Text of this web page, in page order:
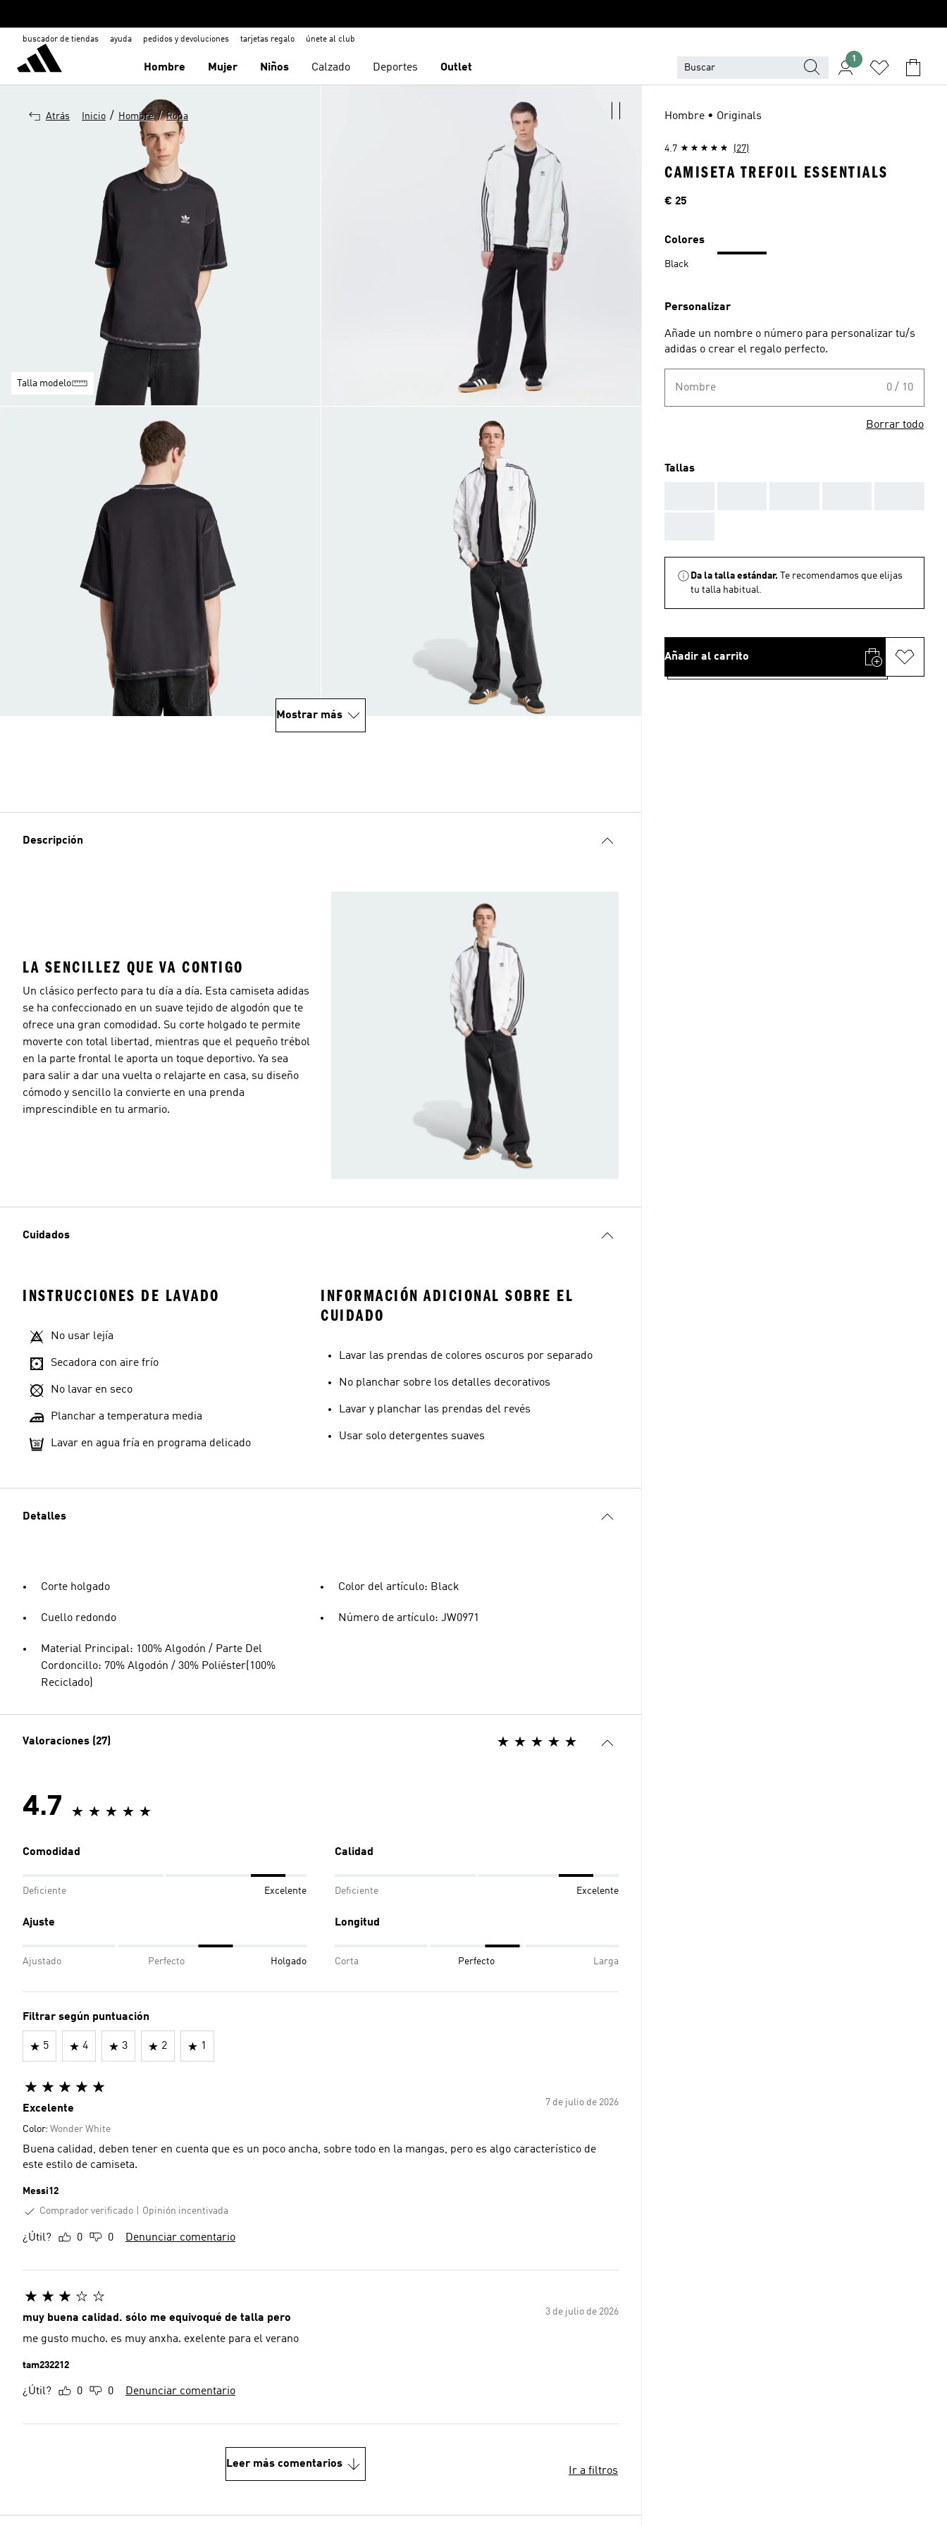
buscador de tiendas ayuda pedidos y devoluciones tarjetas regalo únete al club
Hombre Mujer Niños Calzado Deportes Outlet
1
Atrás Inicio / Hombre / Ropa
Talla modelo
Mostrar más
Descripción
LA SENCILLEZ QUE VA CONTIGO
Un clásico perfecto para tu día a día. Esta camiseta adidas
se ha confeccionado en un suave tejido de algodón que te
ofrece una gran comodidad. Su corte holgado te permite
moverte con total libertad, mientras que el pequeño trébol
en la parte frontal le aporta un toque deportivo. Ya sea
para salir a dar una vuelta o relajarte en casa, su diseño
cómodo y sencillo la convierte en una prenda
imprescindible en tu armario.
Cuidados
INSTRUCCIONES DE LAVADO
No usar lejía
Secadora con aire frío
No lavar en seco
Planchar a temperatura media
Lavar en agua fría en programa delicado
INFORMACIÓN ADICIONAL SOBRE EL
CUIDADO
Lavar las prendas de colores oscuros por separado
No planchar sobre los detalles decorativos
Lavar y planchar las prendas del revés
Usar solo detergentes suaves
Detalles
Corte holgado
Cuello redondo
Material Principal: 100% Algodón / Parte Del
Cordoncillo: 70% Algodón / 30% Poliéster(100%
Reciclado)
Color del artículo: Black
Número de artículo: JW0971
Valoraciones (27)
4.7
Comodidad
Deficiente Excelente
Calidad
Deficiente Excelente
Ajuste
Ajustado Perfecto Holgado
Longitud
Corta Perfecto Larga
Filtrar según puntuación
5 4 3 2 1
7 de julio de 2026
Excelente
Color: Wonder White
Buena calidad, deben tener en cuenta que es un poco ancha, sobre todo en la mangas, pero es algo característico de
este estilo de camiseta.
Messi12
Comprador verificado
Opinión incentivada
¿Útil? 0 0 Denunciar comentario
3 de julio de 2026
muy buena calidad. sólo me equivoqué de talla pero
me gusto mucho. es muy anxha. exelente para el verano
tam232212
¿Útil? 0 0 Denunciar comentario
Leer más comentarios
Ir a filtros
Hombre • Originals
4.7 (27)
CAMISETA TREFOIL ESSENTIALS
Precio
€ 25
Colores
Black
Personalizar
Añade un nombre o número para personalizar tu/s
adidas o crear el regalo perfecto.
Nombre 0 / 10
Borrar todo
Tallas
Da la talla estándar.
Te recomendamos que elijas
tu talla habitual.
Añadir al carrito